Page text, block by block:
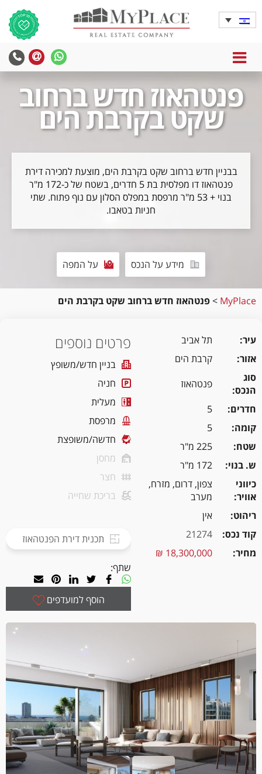
MENU
פנטהאוז חדש ברחוב
שקט בקרבת הים
בבניין חדש ברחוב שקט בקרבת הים, מוצעת למכירה דירת
פנטהאוז דו מפלסית בת 5 חדרים, בשטח של כ-172 מ"ר
בנוי + 53 מ"ר מרפסת במפלס הסלון עם נוף פתוח. שתי
חניות בטאבו.
מידע על הנכס על המפה
MyPlace
>פנטהאוז חדש ברחוב שקט בקרבת הים
עיר
תל אביב
אזור
קרבת הים
סוג
הנכס
פנטהאוז
חדרים
5
קומה
5
שטח
225 מ"ר
ש. בנוי
172 מ"ר
כיווני
אוויר
צפון, דרום, מזרח,
מערב
ריהוט
אין
קוד נכס
21274
מחיר
18,300,000 ₪
פרטים נוספים
בניין חדש/משופץ
חניה
מעלית
מרפסת
חדשה/משופצת
מחסן
חצר
בריכת שחייה
תכנית דירת הפנטהאוז
שתף:
הוסף למועדפים